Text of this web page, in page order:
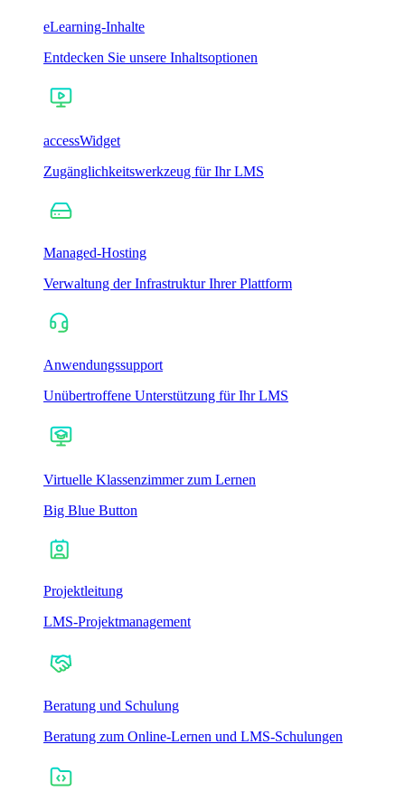
eLearning-Inhalte
Entdecken Sie unsere Inhaltsoptionen
accessWidget
Zugänglichkeitswerkzeug für Ihr LMS
Managed-Hosting
Verwaltung der Infrastruktur Ihrer Plattform
Anwendungssupport
Unübertroffene Unterstützung für Ihr LMS
Virtuelle Klassenzimmer zum Lernen
Big Blue Button
Projektleitung
LMS-Projektmanagement
Beratung und Schulung
Beratung zum Online-Lernen und LMS-Schulungen